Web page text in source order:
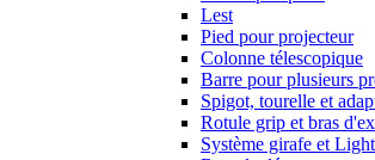
Lest
Pied pour projecteur
Colonne télescopique
Barre pour plusieurs
Spigot, tourelle et
Rotule grip et bras
Système girafe et